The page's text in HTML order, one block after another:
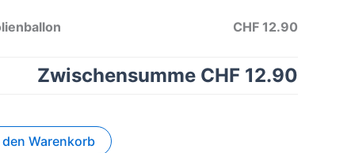
CHF 12.90
Zwischensumme CHF 12.90
den Warenkorb